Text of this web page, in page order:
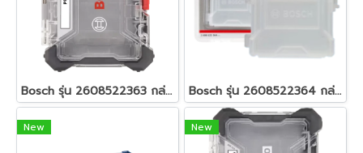
Bosch รุ่น 2608522363 กล่องที่จัดเก็บ Size L Pick & Click Bosch รุ่น 2608522364 กล่อง Storage box Pick & Click
New New